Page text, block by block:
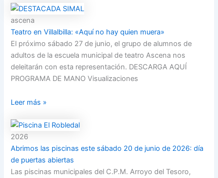
ascena
Teatro en Villalbilla: «Aquí no hay quien muera»
El próximo sábado 27 de junio, el grupo de alumnos de
adultos de la escuela municipal de teatro Ascena nos
deleitarán con esta representación. DESCARGA AQUÍ
PROGRAMA DE MANO Visualizaciones
Leer más »
2026
Abrimos las piscinas este sábado 20 de junio de 2026: día
de puertas abiertas
Las piscinas municipales del C.P.M. Arroyo del Tesoro,